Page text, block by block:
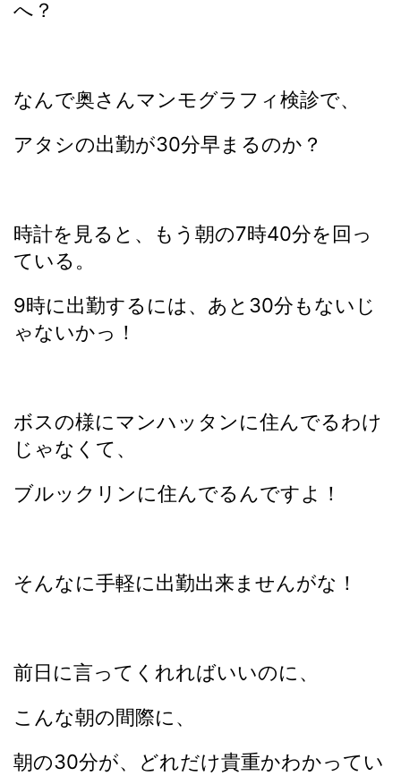
へ？
なんで奥さんマンモグラフィ検診で、
アタシの出勤が30分早まるのか？
時計を見ると、もう朝の7時40分を回っ
ている。
9時に出勤するには、あと30分もないじ
ゃないかっ！
ボスの様にマンハッタンに住んでるわけ
じゃなくて、
ブルックリンに住んでるんですよ！
そんなに手軽に出勤出来ませんがな！
前日に言ってくれればいいのに、
こんな朝の間際に、
朝の30分が、どれだけ貴重かわかってい